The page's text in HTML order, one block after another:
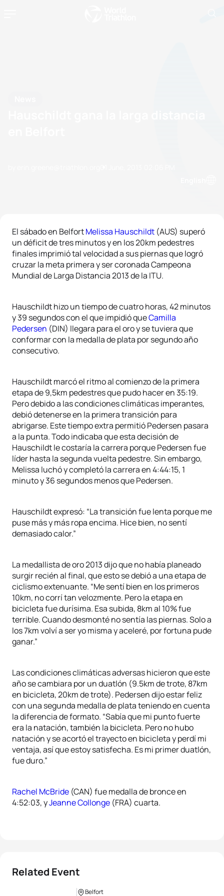
El sábado en BelfortMelissa Hauschildt (AUS) superó
un déficit de tres minutos y en los 20km pedestres
finales imprimió tal velocidad a sus piernas que logró
cruzar la meta primera y ser coronada Campeona
Mundial de Larga Distancia 2013 de la ITU.
Hauschildt hizo un tiempo de cuatro horas, 42 minutos
y 39 segundos con el que impidió queCamilla
Pedersen (DIN) llegara para el oro y se tuviera que
conformar con la medalla de plata por segundo año
consecutivo.
Hauschildt marcó el ritmo al comienzo de la primera
etapa de 9,5km pedestres que pudo hacer en 35:19.
Pero debido a las condiciones climáticas imperantes,
debió detenerse en la primera transición para
abrigarse. Este tiempo extra permitió Pedersen pasara
a la punta. Todo indicaba que esta decisión de
Hauschildt le costaría la carrera porque Pedersen fue
líder hasta la segunda vuelta pedestre. Sin embargo,
Melissa luchó y completó la carrera en 4:44:15, 1
minuto y 36 segundos menos que Pedersen.
Hauschildt expresó: “La transición fue lenta porque me
puse más y más ropa encima. Hice bien, no sentí
demasiado calor.”
La medallista de oro 2013 dijo que no había planeado
surgir recién al final, que esto se debió a una etapa de
ciclismo extenuante. “Me sentí bien en los primeros
10km, no corrí tan velozmente. Pero la etapa en
bicicleta fue durísima. Esa subida, 8km al 10% fue
terrible. Cuando desmonté no sentía las piernas. Solo a
los 7km volví a ser yo misma y aceleré, por fortuna pude
ganar.”
Las condiciones climáticas adversas hicieron que este
año se cambiara por un duatlón (9.5km de trote, 87km
en bicicleta, 20km de trote). Pedersen dijo estar feliz
con una segunda medalla de plata teniendo en cuenta
la diferencia de formato. “Sabía que mi punto fuerte
era la natación, también la bicicleta. Pero no hubo
natación y se acortó el trayecto en bicicleta y perdí mi
ventaja, así que estoy satisfecha. Es mi primer duatlón,
fue duro.”
Rachel McBride (CAN) fue medalla de bronce en
4:52:03, yJeanne Collonge (FRA) cuarta.
Related Event
Belfort